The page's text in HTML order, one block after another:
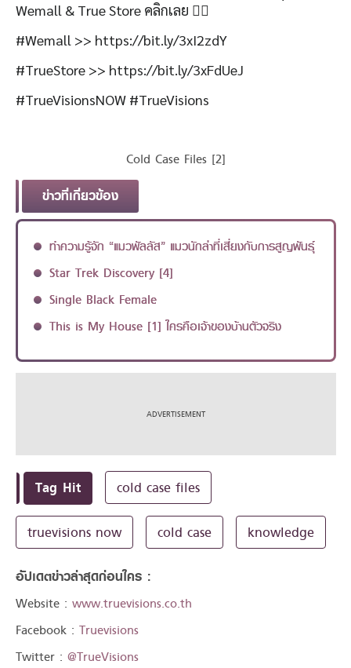
Wemall & True Store คลิกเลย 👇🏻
#Wemall >> https://bit.ly/3xI2zdY
#TrueStore >> https://bit.ly/3xFdUeJ
#TrueVisionsNOW #TrueVisions
Cold Case Files [2]
ข่าวที่เกี่ยวข้อง
ทำความรู้จัก “แมวพัลลัส” แมวนักล่าที่เสี่ยงกับการสูญพันธุ์
Star Trek Discovery [4]
Single Black Female
This is My House [1] ใครคือเจ้าของบ้านตัวจริง
Tag Hit cold case files
truevisions now cold case knowledge
อัปเดตข่าวล่าสุดก่อนใคร :
Website : www.truevisions.co.th
Facebook : Truevisions
Twitter : @TrueVisions